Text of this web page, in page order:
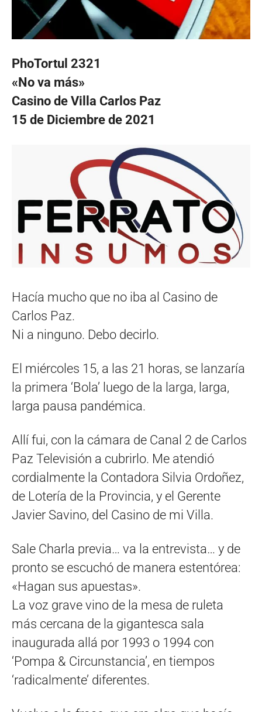
PhoTortul 2321
«No va más»
Casino de Villa Carlos Paz
15 de Diciembre de 2021
Hacía mucho que no iba al Casino de
Carlos Paz.
Ni a ninguno. Debo decirlo.
El miércoles 15, a las 21 horas, se lanzaría
la primera ‘Bola’ luego de la larga, larga,
larga pausa pandémica.
Allí fui, con la cámara de Canal 2 de Carlos
Paz Televisión a cubrirlo. Me atendió
cordialmente la Contadora Silvia Ordoñez,
de Lotería de la Provincia, y el Gerente
Javier Savino, del Casino de mi Villa.
Sale Charla previa… va la entrevista… y de
pronto se escuchó de manera estentórea:
«Hagan sus apuestas».
La voz grave vino de la mesa de ruleta
más cercana de la gigantesca sala
inaugurada allá por 1993 o 1994 con
‘Pompa & Circunstancia’, en tiempos
‘radicalmente’ diferentes.